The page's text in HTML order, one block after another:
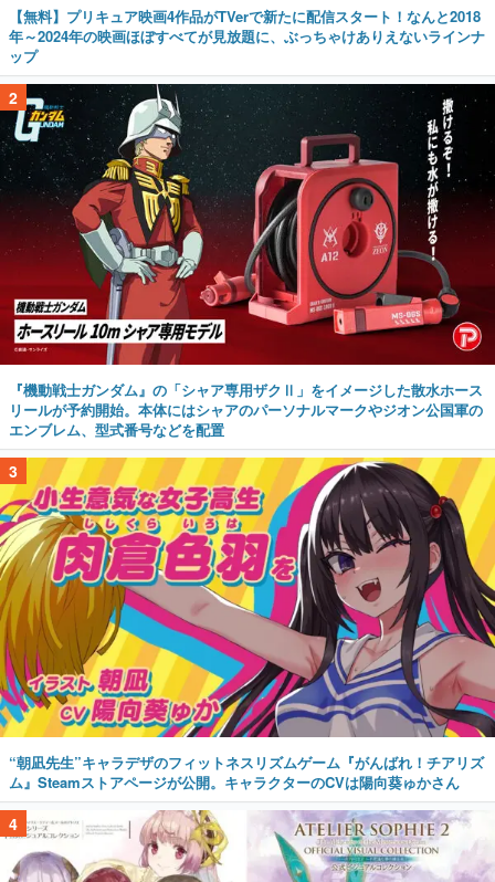
【無料】プリキュア映画4作品がTVerで新たに配信スタート！なんと2018
年～2024年の映画ほぼすべてが見放題に、ぶっちゃけありえないラインナ
ップ
2
『機動戦士ガンダム』の「シャア専用ザクⅡ」をイメージした散水ホース
リールが予約開始。本体にはシャアのパーソナルマークやジオン公国軍の
エンブレム、型式番号などを配置
3
“朝凪先生”キャラデザのフィットネスリズムゲーム『がんばれ！チアリズ
ム』Steamストアページが公開。キャラクターのCVは陽向葵ゅかさん
4